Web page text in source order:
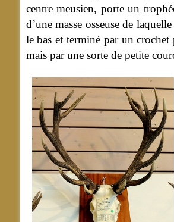
centre meusien, porte un
d’une masse osseuse de
le bas et terminé par un
mais par une sorte de petite